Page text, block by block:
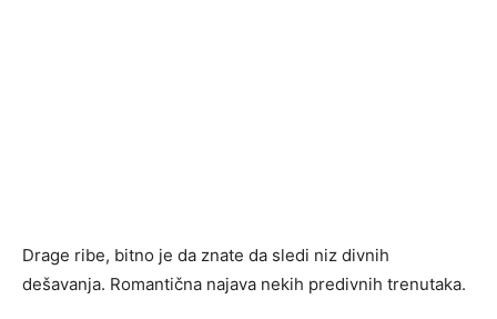
Drage ribe, bitno je da znate da sledi niz divnih
dešavanja. Romantična najava nekih predivnih trenutaka.